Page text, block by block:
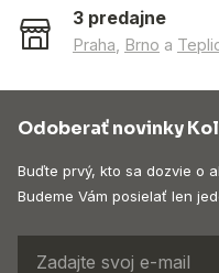
3 predajne
Praha Brno a
Odoberať novinky
Buďte prvý, kto sa dozvie o
Budeme Vám posielať len